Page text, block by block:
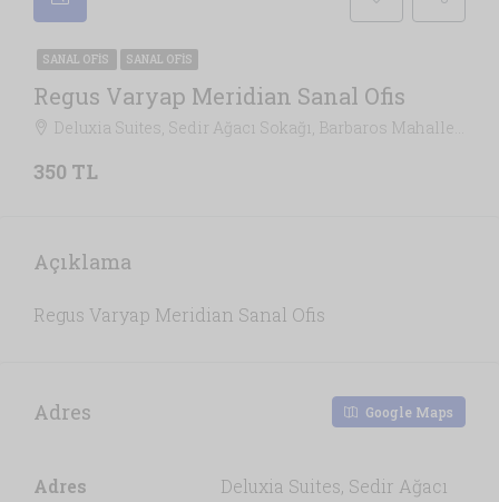
SANAL OFIS SANAL OFIS
Regus Varyap Meridian Sanal Ofis
Deluxia Suites, Sedir Ağacı Sokağı, Barbaros Mahallesi, Ataşehir, İstanbul, Marmara Bölgesi, 34746, Türkiye, İstanbul
350 TL
Açıklama
Regus Varyap Meridian Sanal Ofis
Adres Google Maps
Adres
Deluxia Suites, Sedir Ağacı